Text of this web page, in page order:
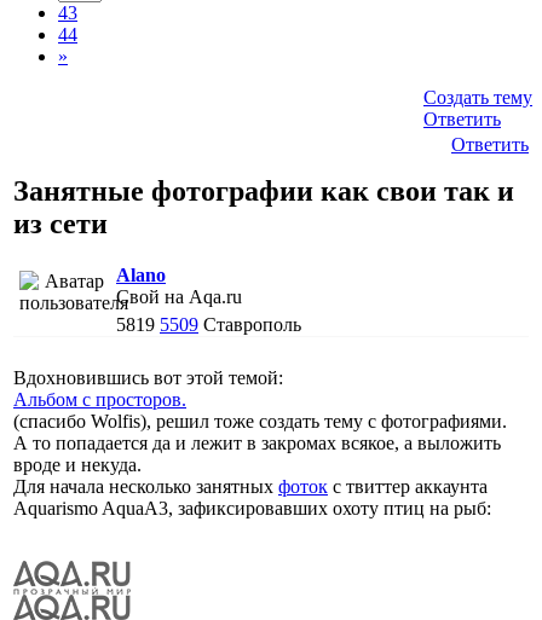
43
44
»
Создать тему
Ответить
Ответить
Занятные фотографии как свои так и
из сети
Alano
Свой на Aqa.ru
5819 5509 Ставрополь
Вдохновившись вот этой темой:
Альбом с просторов.
(спасибо Wolfis), решил тоже создать тему с фотографиями.
А то попадается да и лежит в закромах всякое, а выложить
вроде и некуда.
Для начала несколько занятных фоток с твиттер аккаунта
Aquarismo AquaA3, зафиксировавших охоту птиц на рыб: